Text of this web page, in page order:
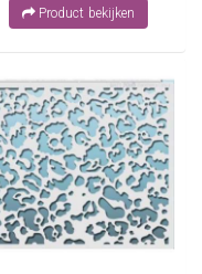
Product bekijken